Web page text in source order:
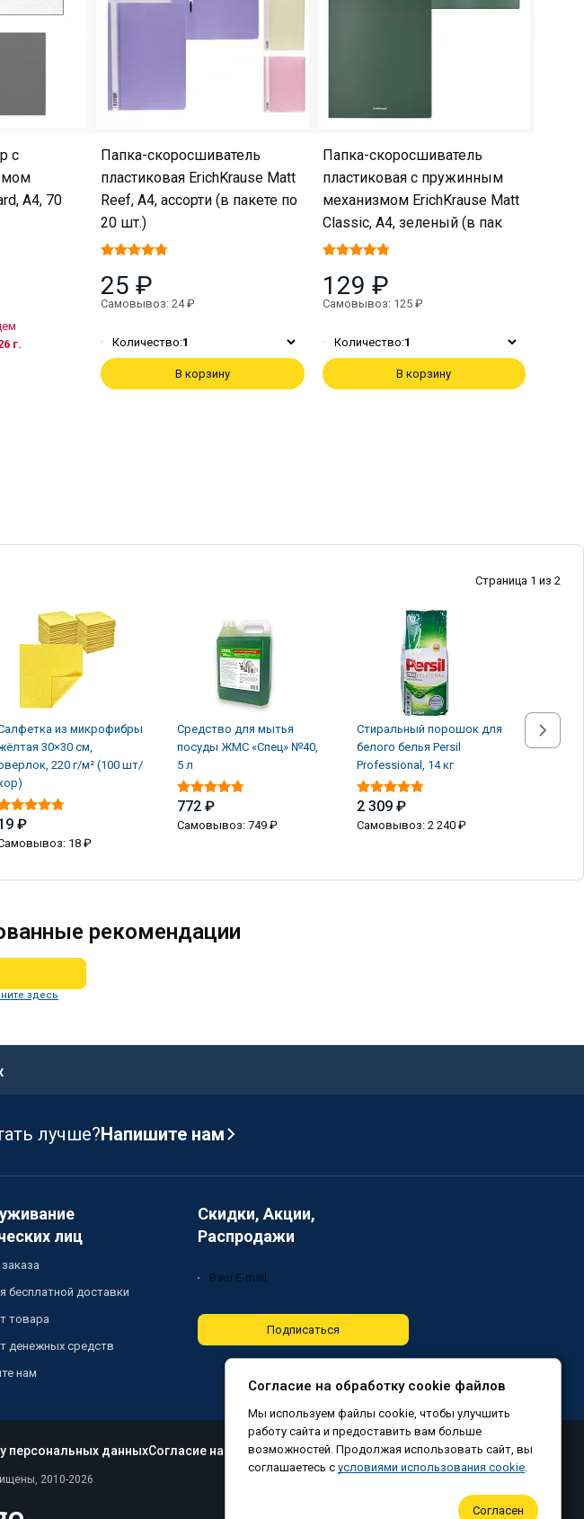
с
А4, 70
г.
Папка-скоросшиватель
пластиковая ErichKrause Matt
Reef, A4, ассорти (в пакете по
20 шт.)
25 ₽
Самовывоз: 24 ₽
Количество:1
В корзину
Папка-скоросшиватель
пластиковая с пружинным
механизмом ErichKrause Matt
Classic, A4, зеленый (в пак
129 ₽
Самовывоз: 125 ₽
Количество:1
В корзину
Страница 1 из 2
из микрофибры
30×30 см,
220 г/м² (100 шт/
₽
18 ₽
Средство для мытья
посуды ЖМС «Спец» №40,
5 л
772 ₽
Самовывоз: 749 ₽
Стиральный порошок для
белого белья Persil
Professional, 14 кг
2 309 ₽
Самовывоз: 2 240 ₽
белого
рекомендации
здесь
лучше?Напишите нам
лиц
бесплатной доставки
товара
денежных средств
нам
Скидки, Акции,
Распродажи
Подписаться
персональных данныхСогласие на обработку файлов cookie
2010-2026
Согласие на обработку cookie файлов
Мы используем файлы cookie, чтобы улучшить
работу сайта и предоставить вам больше
возможностей. Продолжая использовать сайт, вы
соглашаетесь с условиями использования cookie.
Согласен